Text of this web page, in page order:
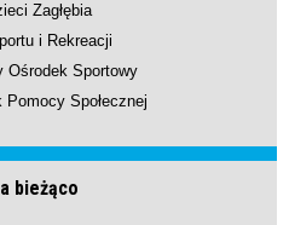
Zagłębia
i Rekreacji
Ośrodek Sportowy
Pomocy Społecznej
bieżąco